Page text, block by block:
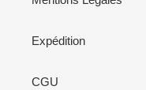
Expédition
CGU